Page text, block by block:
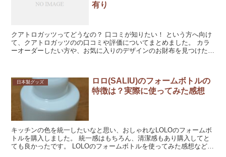
有り
クアトロガッツってどうなの？ 口コミが知りたい！ という方へ向け
て、クアトロガッツのの口コミや評価についてまとめました。 カラ
ーオーダーしたい方や、お気に入りのデザインのお財布を見つけたい
日本製グッズ
ロロ(SALIU)のフォームボトルの
特徴は？実際に使ってみた感想
キッチンの色を統一したいなと思い、おしゃれなLOLOのフォームボ
トルを購入しました。 統一感はもちろん、清潔感もあり購入してと
ても良かったです。 LOLOのフォームボトルを使ってみた感想などを